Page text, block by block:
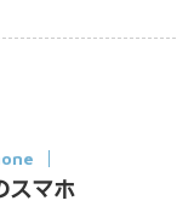
スマホ